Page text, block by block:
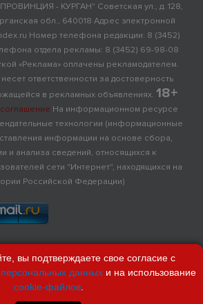
- КУРГАН" Советская ул., д. 128,
обл., 640018 Адрес электронной
Номер телефона редакции: 8 (3452)
отдела рекламы: 8 (3452) 69-98-08
«Реклама» оплачены рекламодателем.
ответственности за достоверность
в рекламных объявлениях. 18+
На информационном ресурсе
технологии (информационные
информации на основе сбора,
и анализа сведений, относящихся к
сети "Интернет", находящихся на
Российской Федерации)
вы подтверждаете свое согласие с
данныхи на использование
cookie-файлов.